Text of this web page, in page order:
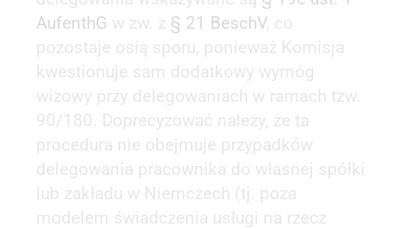
AufenthG w zw. z § 21 BeschV, co
pozostaje osią sporu, ponieważ Komisja
kwestionuje sam dodatkowy wymóg
wizowy przy delegowaniach w ramach tzw.
90/180. Doprecyzować należy, że ta
procedura nie obejmuje przypadków
delegowania pracownika do własnej spółki
lub zakładu w Niemczech (tj. poza
modelem świadczenia usługi na rzecz